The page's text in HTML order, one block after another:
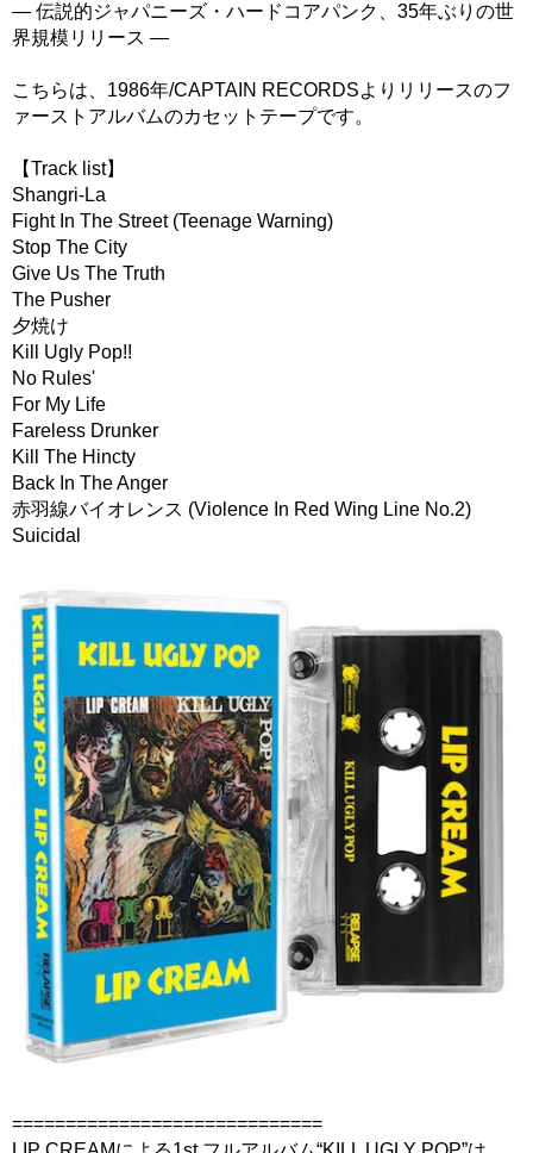
― 伝説的ジャパニーズ・ハードコアパンク、35年ぶりの世
界規模リリース ―
こちらは、1986年/CAPTAIN RECORDSよりリリースのフ
ァーストアルバムのカセットテープです。
【Track list】
Shangri-La
Fight In The Street (Teenage Warning)
Stop The City
Give Us The Truth
The Pusher
夕焼け
Kill Ugly Pop!!
No Rules'
For My Life
Fareless Drunker
Kill The Hincty
Back In The Anger
赤羽線バイオレンス (Violence In Red Wing Line No.2)
Suicidal
=============================